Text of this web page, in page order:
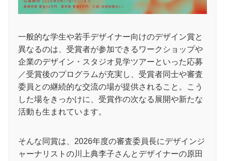
一般的な学生や若手デザイナー向けのデザイン賞と
異なるのは、受賞者が参加できるワークショップや
企業のデザイン・スタジオ見学ツアーといった応募
／受賞後のプログラムが充実し、受賞者同士や審査
委員との継続的な交流の場が提供されること。こう
した場をきっかけに、受賞作の次なる展開や新たな
活動も生まれています。
そんな同賞は、2026年度の審査委員長にデザインジ
ャーナリストの川上典李子さんとデザイナーの原田